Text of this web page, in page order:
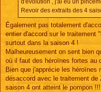
d'évolution , j'ai eu un
Revoir des extraits des 4
Également pas totalement
entier d'accord sur le traitement
surtout dans la saison 4 !
Malheureusement on sent bien
où il faut des héroïnes fortes au
Bien que j'apprécie les
désaccord avec le traitement
saison 4 ont atteint le pompon !!!